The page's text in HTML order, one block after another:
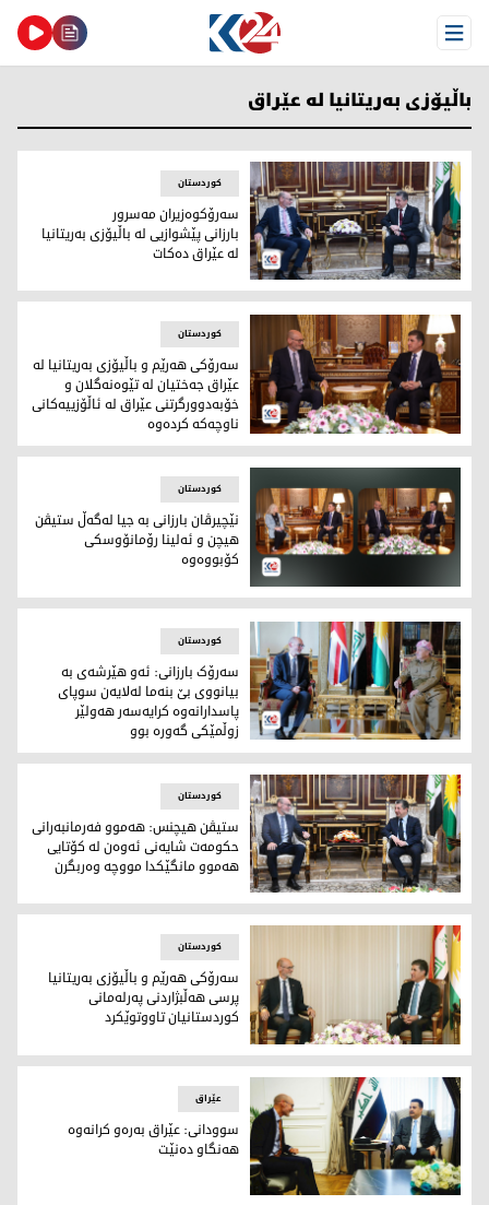
Open Menu
باڵیۆزی به‌ریتانیا له‌ عێراق
سه‌رۆكوه‌زیران مه‌سرور بارزانی پێشوازیی لە باڵیۆزی بەریتانیا
کوردستان
سه‌رۆكوه‌زیران مه‌سرور
بارزانی پێشوازیی لە باڵیۆزی بەریتانیا
لە عێراق دەکات
سه‌رۆكی هه‌رێم و باڵيۆزى به‌ريتانيا له‌ عێراق جه‌ختیان له‌
کوردستان
سه‌رۆكی هه‌رێم و باڵيۆزى به‌ريتانيا له‌
عێراق جه‌ختیان له‌ تێوه‌نه‌گلان و
خۆبه‌دوورگرتنى عێراق له‌ ئاڵۆزييه‌كانى
ناوچه‌كه‌ كرده‌وه‌
نێچیرڤان بارزانی به‌ جیا له‌گه‌ڵ ستيڤن هيچن و ئه‌لينا
کوردستان
نێچیرڤان بارزانی به‌ جیا له‌گه‌ڵ ستيڤن
هيچن و ئه‌لينا رۆمانۆوسكى
كۆبووه‌وه‌
سەرۆک بارزانی: ئەو هێرشەی بە بیانووی بێ بنەما لەلایەن
کوردستان
سەرۆک بارزانی: ئەو هێرشەی بە
بیانووی بێ بنەما لەلایەن سوپای
پاسدارانه‌وه‌ کرایەسەر هەولێر
زوڵمێکی گەورە بوو
ستیڤن هیچنس: هەموو فەرمانبەرانی حکومەت شایەنی ئەوەن
کوردستان
ستیڤن هیچنس: هەموو فەرمانبەرانی
حکومەت شایەنی ئەوەن لە کۆتایی
هەموو مانگێکدا مووچە وەربگرن
سه‌رۆكی هه‌رێم و باڵيۆزى به‌ريتانيا پرسی هه‌ڵبژاردنی
کوردستان
سه‌رۆكی هه‌رێم و باڵيۆزى به‌ريتانيا
پرسی هه‌ڵبژاردنی په‌رله‌مانی
كوردستانیان تاووتوێكرد
عێراق
سوودانی: عێراق به‌ره‌و كرانه‌وه‌
هه‌نگاو ده‌نێت